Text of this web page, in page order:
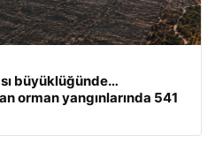
büyüklüğünde…
orman yangınlarında 541